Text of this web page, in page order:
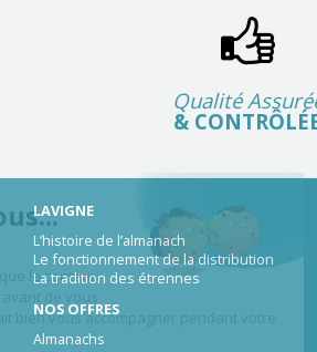
Qualité
&
LAVIGNE
L’histoire de l’almanach
Le fonctionnement de la distribution
La tradition des étrennes
NOS OFFRES
Almanachs
Salut c'est nous...
les Cookies !
On a attendu d'être sûrs que le contenu
déranger, mais on aimerait bien vous
visite...